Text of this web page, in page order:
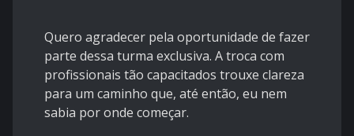
Quero agradecer pela oportunidade de fazer
parte dessa turma exclusiva. A troca com
profissionais tão capacitados trouxe clareza
para um caminho que, até então, eu nem
sabia por onde começar.